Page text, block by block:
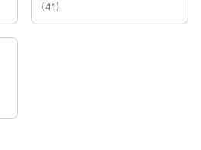
(41)